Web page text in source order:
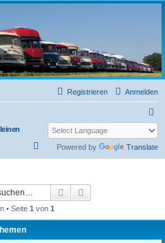
Anmelden
Registrieren
c
h
Powered by Translate
e
Suche
• Seite 1 von 1